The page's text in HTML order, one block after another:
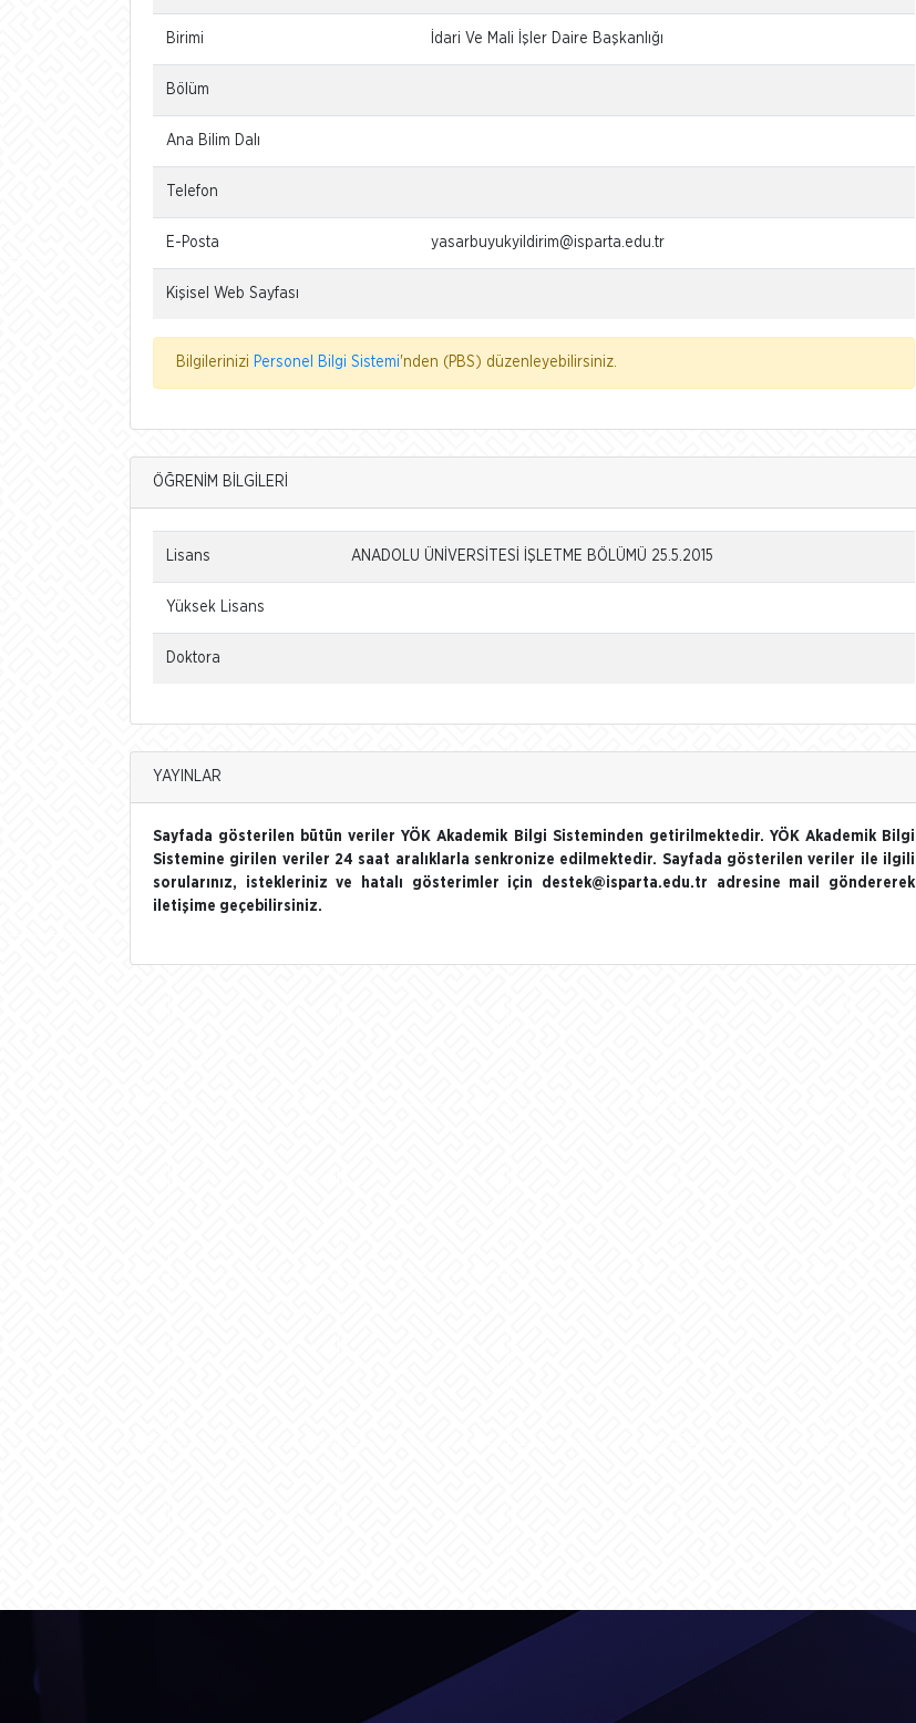
Birimi İdari Ve Mali İşler Daire Başkanlığı
Bölüm
Ana Bilim Dalı
Telefon
E-Posta yasarbuyukyildirim@isparta.edu.tr
Kişisel Web Sayfası
Bilgilerinizi Personel Bilgi Sistemi'nden (PBS) düzenleyebilirsiniz.
ÖĞRENİM BİLGİLERİ
Lisans ANADOLU ÜNİVERSİTESİ İŞLETME BÖLÜMÜ 25.5.2015
Yüksek Lisans
Doktora
YAYINLAR
Sayfada gösterilen bütün veriler YÖK Akademik Bilgi Sisteminden getirilmektedir. YÖK Akademik Bilgi
Sistemine girilen veriler 24 saat aralıklarla senkronize edilmektedir. Sayfada gösterilen veriler ile ilgili
sorularınız, istekleriniz ve hatalı gösterimler için destek@isparta.edu.tr adresine mail göndererek
iletişime geçebilirsiniz.